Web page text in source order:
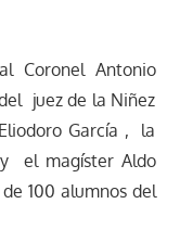
Coronel Antonio
juez de la Niñez
García , la
el magíster Aldo
100 alumnos del